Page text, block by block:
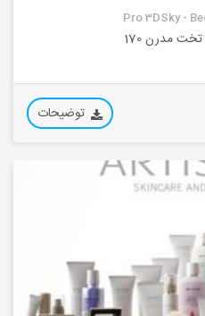
Pro 3DSky -
مدرن 170
توضیحات